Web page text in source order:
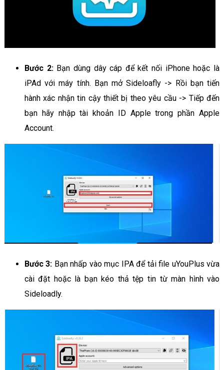
Bước 2: Bạn dùng dây cáp để kết nối iPhone hoặc là
iPAd với máy tính. Bạn mở Sideloafly -> Rồi bạn tiến
hành xác nhận tin cậy thiết bị theo yêu cầu -> Tiếp đến
bạn hãy nhập tài khoản ID Apple trong phần Apple
Account.
Bước 3: Bạn nhấp vào mục IPA để tải file uYouPlus vừa
cài đặt hoặc là bạn kéo thả tệp tin từ màn hình vào
Sideloadly.